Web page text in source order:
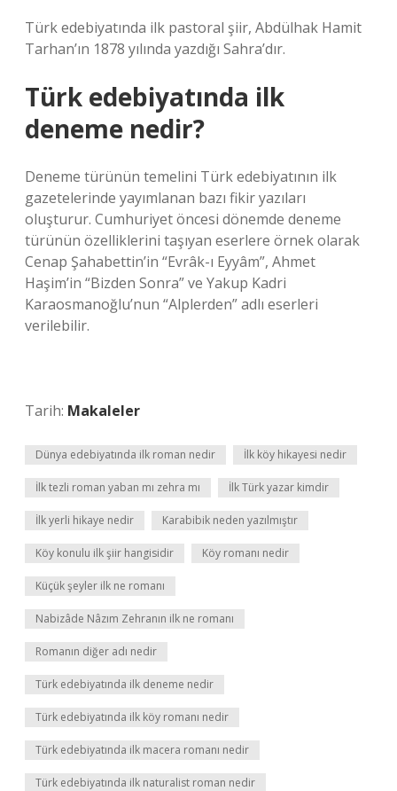
Türk edebiyatında ilk pastoral şiir, Abdülhak Hamit
Tarhan’ın 1878 yılında yazdığı Sahra’dır.
Türk edebiyatında ilk
deneme nedir?
Deneme türünün temelini Türk edebiyatının ilk
gazetelerinde yayımlanan bazı fikir yazıları
oluşturur. Cumhuriyet öncesi dönemde deneme
türünün özelliklerini taşıyan eserlere örnek olarak
Cenap Şahabettin’in “Evrâk-ı Eyyâm”, Ahmet
Haşim’in “Bizden Sonra” ve Yakup Kadri
Karaosmanoğlu’nun “Alplerden” adlı eserleri
verilebilir.
Tarih: Makaleler
Dünya edebiyatında ilk roman nedir İlk köy hikayesi nedir
İlk tezli roman yaban mı zehra mı İlk Türk yazar kimdir
İlk yerli hikaye nedir Karabibik neden yazılmıştır
Köy konulu ilk şiir hangisidir Köy romanı nedir
Küçük şeyler ilk ne romanı
Nabizâde Nâzım Zehranın ilk ne romanı
Romanın diğer adı nedir
Türk edebiyatında ilk deneme nedir
Türk edebiyatında ilk köy romanı nedir
Türk edebiyatında ilk macera romanı nedir
Türk edebiyatında ilk naturalist roman nedir